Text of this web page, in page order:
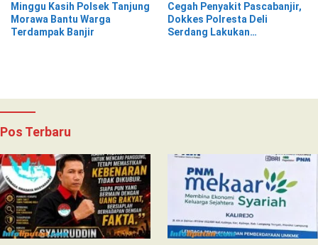
Minggu Kasih Polsek Tanjung
Morawa Bantu Warga
Terdampak Banjir
Cegah Penyakit Pascabanjir,
Dokkes Polresta Deli
Serdang Lakukan
Pos Terbaru